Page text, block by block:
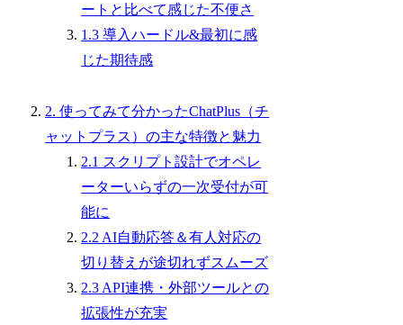
ートと比べて感じた不便さ
1.3 導入ハードル&最初に感
じた期待感
2. 使ってみて分かったChatPlus（チ
ャットプラス）の主な特徴と魅力
2.1 スクリプト設計でオペレ
ーターいらずの一次受付が可
能に
2.2 AI自動応答＆有人対応の
切り替えが途切れずスムーズ
2.3 API連携・外部ツールとの
拡張性が充実